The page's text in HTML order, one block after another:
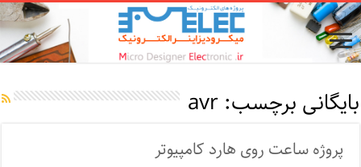
بایگانی برچسب:avr
پروژه ساعت روی هارد کامپیوتر